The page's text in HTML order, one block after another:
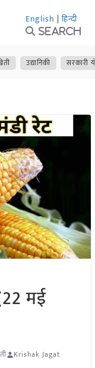
English | हिन्दी
Search
उद्यानिकी सरकारी
मई
Krishak Jagat